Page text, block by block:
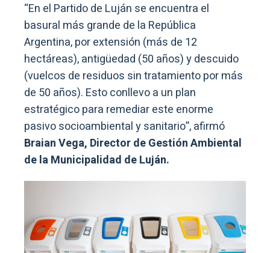
“En el Partido de Luján se encuentra el
basural más grande de la República
Argentina, por extensión (más de 12
hectáreas), antigüedad (50 años) y descuido
(vuelcos de residuos sin tratamiento por más
de 50 años). Esto conllevo a un plan
estratégico para remediar este enorme
pasivo socioambiental y sanitario”, afirmó
Braian Vega, Director de Gestión Ambiental
de la Municipalidad de Luján.